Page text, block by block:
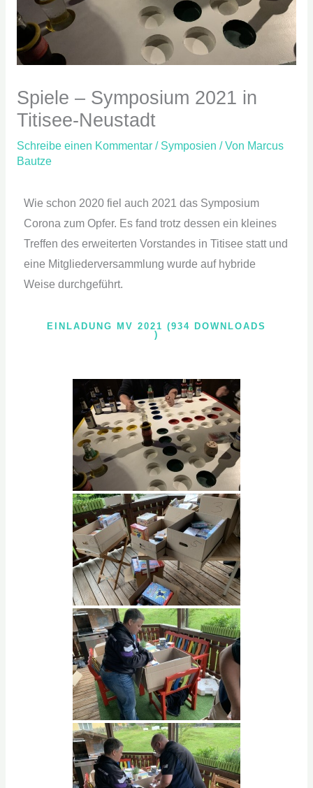
Spiele – Symposium 2021 in
Titisee-Neustadt
Schreibe einen Kommentar / Symposien / Von Marcus
Bautze
Wie schon 2020 fiel auch 2021 das Symposium
Corona zum Opfer. Es fand trotz dessen ein kleines
Treffen des erweiterten Vorstandes in Titisee statt und
eine Mitgliederversammlung wurde auf hybride
Weise durchgeführt.
EINLADUNG MV 2021 (934 DOWNLOADS
)